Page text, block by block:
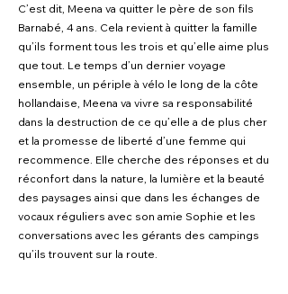
C’est dit, Meena va quitter le père de son fils
Barnabé, 4 ans. Cela revient à quitter la famille
qu’ils forment tous les trois et qu’elle aime plus
que tout. Le temps d’un dernier voyage
ensemble, un périple à vélo le long de la côte
hollandaise, Meena va vivre sa responsabilité
dans la destruction de ce qu’elle a de plus cher
et la promesse de liberté d’une femme qui
recommence. Elle cherche des réponses et du
réconfort dans la nature, la lumière et la beauté
des paysages ainsi que dans les échanges de
vocaux réguliers avec son amie Sophie et les
conversations avec les gérants des campings
qu’ils trouvent sur la route.